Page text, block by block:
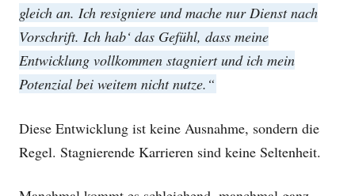
gleich an. Ich resigniere und mache nur Dienst nach
Vorschrift. Ich hab‘ das Gefühl, dass meine
Entwicklung vollkommen stagniert und ich mein
Potenzial bei weitem nicht nutze.“
Diese Entwicklung ist keine Ausnahme, sondern die
Regel. Stagnierende Karrieren sind keine Seltenheit.